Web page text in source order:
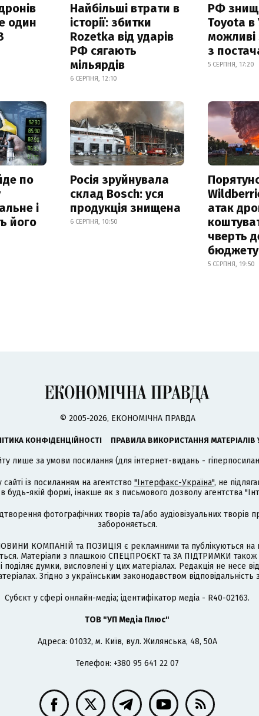
один
Найбільші втрати в
історії: збитки
Rozetka від ударів
РФ сягають
мільярдів
6 СЕРПНЯ, 12:10
РФ
Toyota в
з
5 СЕРПНЯ, 17:20
по
і
його
Росія зруйнувала
склад Bosch: уся
продукція знищена
6 СЕРПНЯ, 10:50
атак
чверть
5 СЕРПНЯ, 19:50
© 2005-2026, ЕКОНОМІЧНА ПРАВДА
КОНФІДЕНЦІЙНОСТІ ПРАВИЛА ВИКОРИСТАННЯ МАТЕРІАЛІВ
лише за умови посилання (для інтернет-видань -
із посиланням на агентство "Інтерфакс-Україна", не
якій формі, інакше як з письмового дозволу агентства
фотографічних творів та/або аудіовізуальних
забороняється.
КОМПАНІЙ та ПОЗИЦІЯ є рекламними та публікуються на
Матеріали з плашкою СПЕЦПРОЄКТ та ЗА ПІДТРИМКИ
поділяє думки, висловлені у цих матеріалах. Редакція не несе
Згідно з українським законодавством
Cубєкт у сфері онлайн-медіа; ідентифікатор медіа - R40-02163.
ТОВ "УП Медіа Плюс"
Адреса: 01032, м. Київ, вул. Жилянська, 48, 50А
Телефон: +380 95 641 22 07